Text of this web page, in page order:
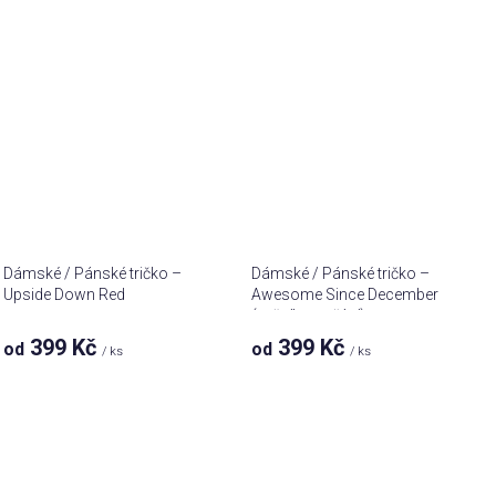
Dámské / Pánské tričko –
Upside Down Red
od 399 Kč/ ks
Dámské / Pánské tričko –
Awesome Since December
(ročník na přání)
od 399 Kč/ ks